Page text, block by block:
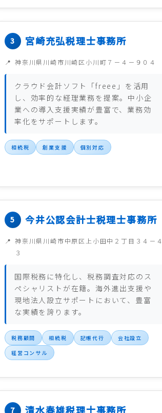
宮崎充弘税理士事務所
神奈川県川崎市川崎区小川町７－４－９０４
クラウド会計ソフト「freee」を活用
し、効率的な経理業務を提案。中小企
業への導入支援実績が豊富で、業務効
率化をサポートします。
相続税 創業支援 個別対応
今井公認会計士税理士事務所
神奈川県川崎市中原区上小田中２丁目３４－４
３
国際税務に特化し、税務調査対応のス
ペシャリストが在籍。海外進出支援や
現地法人設立サポートにおいて、豊富
な実績を誇ります。
税務顧問 相続税 記帳代行
会社設立
経営コンサル
清水春雄税理士事務所